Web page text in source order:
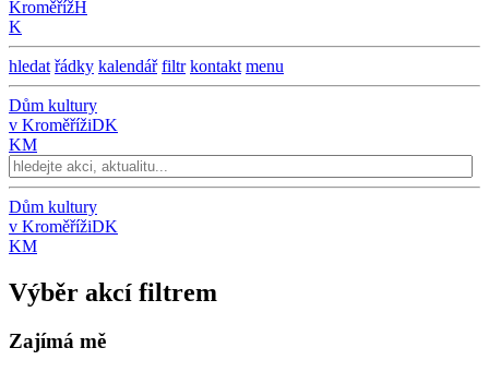
KroměřížH
K
hledat řádky kalendář filtr kontakt menu
Dům kultury
v KroměřížiDK
KM
Dům kultury
v KroměřížiDK
KM
Výběr akcí filtrem
Zajímá mě